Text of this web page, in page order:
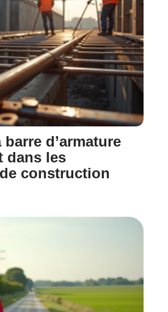
d’armature
dans les
construction